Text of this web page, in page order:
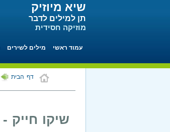
שיא מיוזיק
תן למילים לדבר
מוזיקה חסידית
עמוד ראשי מילים לשירים
דף הבית
שיקו חייק